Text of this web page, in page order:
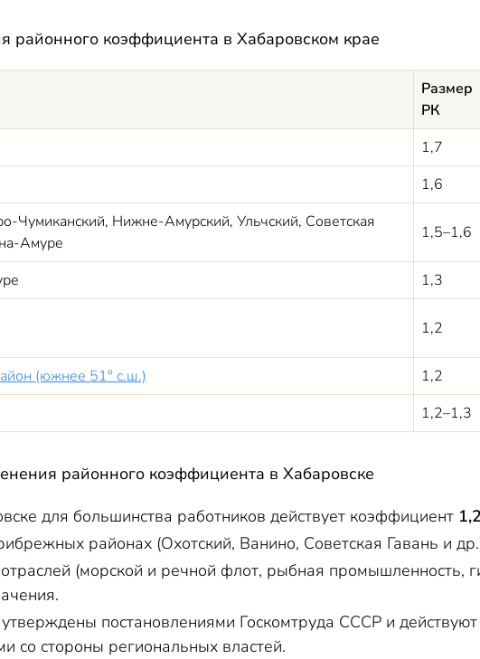
районного коэффициента в Хабаровском крае
Размер
РК
1,7
1,6
Чумиканский, Нижне-Амурский, Ульчский, Советская
Амуре
1,5–1,6
1,3
1,2
(южнее 51° с.ш.)
1,2
1,2–1,3
районного коэффициента в Хабаровске
для большинства работников действует коэффициент 1,2
районах (Охотский, Ванино, Советская Гавань и
(морской и речной флот, рыбная промышленность,
постановлениями Госкомтруда СССР и
со стороны региональных властей.